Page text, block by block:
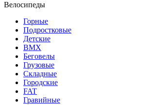
Велосипеды
Горные
Подростковые
Детские
BMX
Беговелы
Грузовые
Складные
Городские
FAT
Гравийные